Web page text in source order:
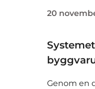
20
Genom en